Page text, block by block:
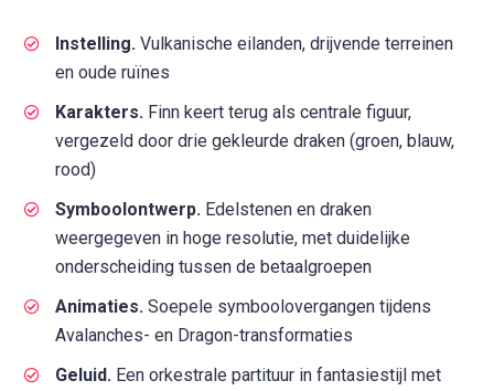
Instelling. Vulkanische eilanden, drijvende terreinen
en oude ruïnes
Karakters. Finn keert terug als centrale figuur,
vergezeld door drie gekleurde draken (groen, blauw,
rood)
Symboolontwerp. Edelstenen en draken
weergegeven in hoge resolutie, met duidelijke
onderscheiding tussen de betaalgroepen
Animaties. Soepele symboolovergangen tijdens
Avalanches- en Dragon-transformaties
Geluid. Een orkestrale partituur in fantasiestijl met